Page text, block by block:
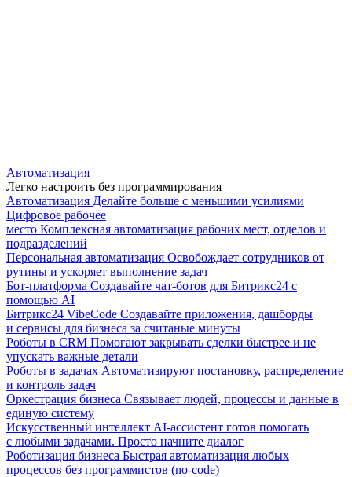
Автоматизация
Легко настроить без программирования
Автоматизация Делайте больше с меньшими усилиями
Цифровое рабочее
место Комплексная автоматизация рабочих мест, отделов и
подразделений
Персональная автоматизация Освобождает сотрудников от
рутины и ускоряет выполнение задач
Бот-платформа Создавайте чат-ботов для Битрикс24 с
помощью AI
Битрикс24 VibeCode Создавайте приложения, дашборды
и сервисы для бизнеса за считаные минуты
Роботы в CRM Помогают закрывать сделки быстрее и не
упускать важные детали
Роботы в задачах Автоматизируют постановку, распределение
и контроль задач
Оркестрация бизнеса Связывает людей, процессы и данные в
единую систему
Искусственный интеллект AI-ассистент готов помогать
с любыми задачами. Просто начните диалог
Роботизация бизнеса Быстрая автоматизация любых
процессов без программистов (no-code)